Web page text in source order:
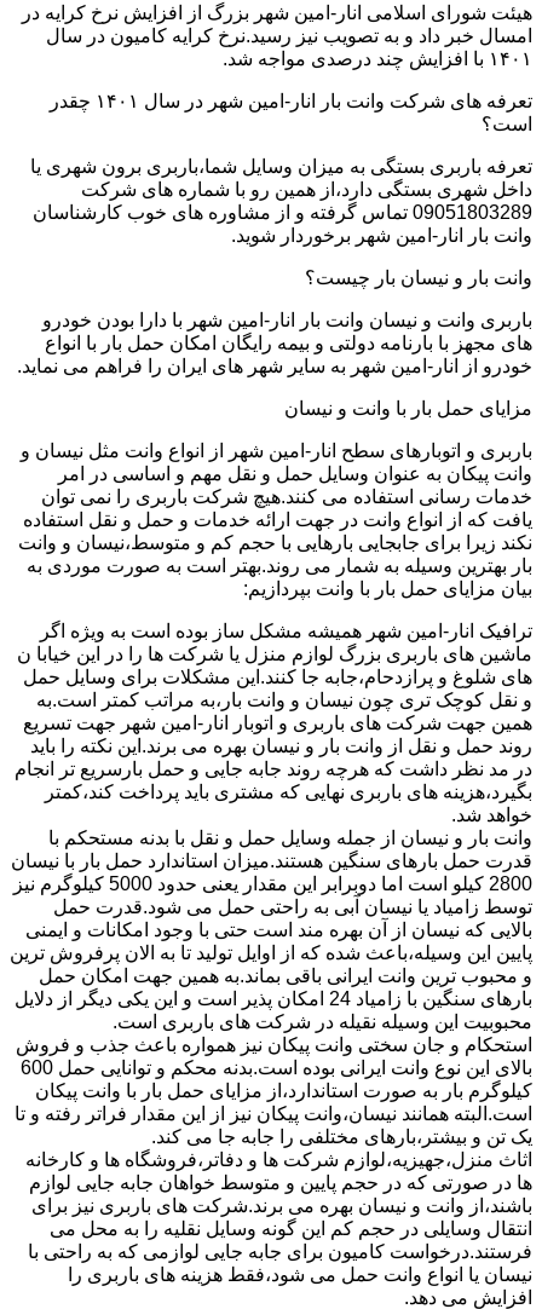
هیئت شورای اسلامی انار-امین شهر بزرگ از افزایش نرخ کرایه در
امسال خبر داد و به تصویب نیز رسید.نرخ کرایه کامیون در سال
۱۴۰۱ با افزایش چند درصدی مواجه شد.
تعرفه های شرکت وانت بار انار-امین شهر در سال ۱۴۰۱ چقدر
است؟
تعرفه باربری بستگی به میزان وسایل شما،باربری برون شهری یا
داخل شهری بستگی دارد،از همین رو با شماره های شرکت
09051803289 تماس گرفته و از مشاوره های خوب کارشناسان
وانت بار انار-امین شهر برخوردار شوید.
وانت بار و نیسان بار چیست؟
باربری وانت و نیسان وانت بار انار-امین شهر با دارا بودن خودرو
های مجهز با بارنامه دولتی و بیمه رایگان امکان حمل بار با انواع
خودرو از انار-امین شهر به سایر شهر های ایران را فراهم می نماید.
مزایای حمل بار با وانت و نیسان
باربری و اتوبارهای سطح انار-امین شهر از انواع وانت مثل نیسان و
وانت پیکان به عنوان وسایل حمل و نقل مهم و اساسی در امر
خدمات رسانی استفاده می کنند.هیچ شرکت باربری را نمی توان
یافت که از انواع وانت در جهت ارائه خدمات و حمل و نقل استفاده
نکند زیرا برای جابجایی بارهایی با حجم کم و متوسط،نیسان و وانت
بار بهترین وسیله به شمار می روند.بهتر است به صورت موردی به
بیان مزایای حمل بار با وانت بپردازیم:
ترافیک انار-امین شهر همیشه مشکل ساز بوده است به ویژه اگر
ماشین های باربری بزرگ لوازم منزل یا شرکت ها را در این خیابا ن
های شلوغ و پرازدحام،جابه جا کنند.این مشکلات برای وسایل حمل
و نقل کوچک تری چون نیسان و وانت بار،به مراتب کمتر است.به
همین جهت شرکت های باربری و اتوبار انار-امین شهر جهت تسریع
روند حمل و نقل از وانت بار و نیسان بهره می برند.این نکته را باید
در مد نظر داشت که هرچه روند جابه جایی و حمل بارسریع تر انجام
بگیرد،هزینه های باربری نهایی که مشتری باید پرداخت کند،کمتر
خواهد شد.
وانت بار و نیسان از جمله وسایل حمل و نقل با بدنه مستحکم با
قدرت حمل بارهای سنگین هستند.میزان استاندارد حمل بار با نیسان
2800 کیلو است اما دوبرابر این مقدار یعنی حدود 5000 کیلوگرم نیز
توسط زامیاد یا نیسان آبی به راحتی حمل می شود.قدرت حمل
بالایی که نیسان از آن بهره مند است حتی با وجود امکانات و ایمنی
پایین این وسیله،باعث شده که از اوایل تولید تا به الان پرفروش ترین
و محبوب ترین وانت ایرانی باقی بماند.به همین جهت امکان حمل
بارهای سنگین با زامیاد 24 امکان پذیر است و این یکی دیگر از دلایل
محبوبیت این وسیله نقیله در شرکت های باربری است.
استحکام و جان سختی وانت پیکان نیز همواره باعث جذب و فروش
بالای این نوع وانت ایرانی بوده است.بدنه محکم و توانایی حمل 600
کیلوگرم بار به صورت استاندارد،از مزایای حمل بار با وانت پیکان
است.البته همانند نیسان،وانت پیکان نیز از این مقدار فراتر رفته و تا
یک تن و بیشتر،بارهای مختلفی را جابه جا می کند.
اثاث منزل،جهیزیه،لوازم شرکت ها و دفاتر،فروشگاه ها و کارخانه
ها در صورتی که در حجم پایین و متوسط خواهان جابه جایی لوازم
باشند،از وانت و نیسان بهره می برند.شرکت های باربری نیز برای
انتقال وسایلی در حجم کم این گونه وسایل نقلیه را به محل می
فرستند.درخواست کامیون برای جابه جایی لوازمی که به راحتی با
نیسان یا انواع وانت حمل می شود،فقط هزینه های باربری را
افزایش می دهد.